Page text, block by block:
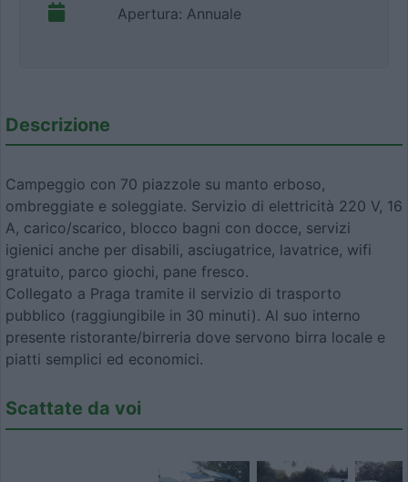
Apertura: Annuale
Descrizione
Campeggio con 70 piazzole su manto erboso,
ombreggiate e soleggiate. Servizio di elettricità 220 V, 16
A, carico/scarico, blocco bagni con docce, servizi
igienici anche per disabili, asciugatrice, lavatrice, wifi
gratuito, parco giochi, pane fresco.
Collegato a Praga tramite il servizio di trasporto
pubblico (raggiungibile in 30 minuti). Al suo interno
presente ristorante/birreria dove servono birra locale e
piatti semplici ed economici.
Scattate da voi